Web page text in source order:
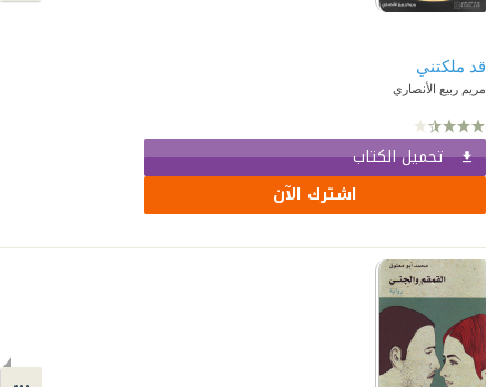
قد ملكتني
مريم ربيع الأنصاري
تحميل الكتاب
اشترك الآن